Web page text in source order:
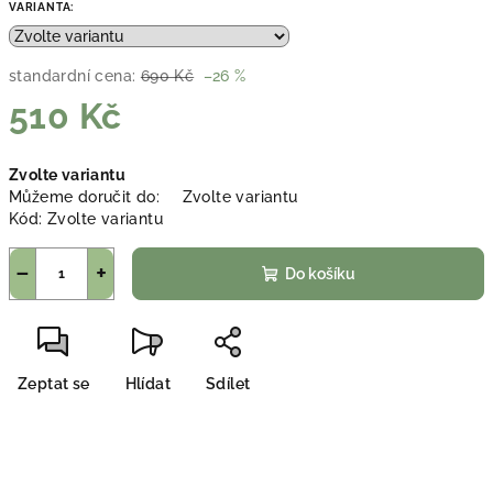
VARIANTA:
standardní cena: 690 Kč –26 %
510 Kč
cena:
Zvolte variantu
Můžeme doručit do:
Zvolte variantu
Kód: Zvolte variantu
+
− Do košíku
Zeptat se Hlídat Sdílet